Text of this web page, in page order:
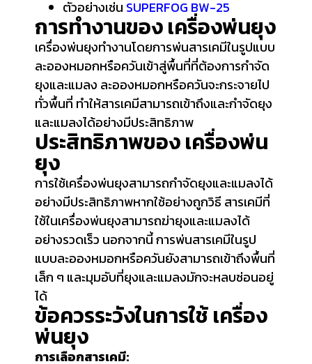
ตัวอย่างเช่น SUPERFOG BW-25
การทำงานของ เครื่องพ่นยุง
เครื่องพ่นยุงทำงานโดยการพ่นสารเคมีในรูปแบบ
ละอองหมอกหรือควันเข้าสู่พื้นที่ที่ต้องการกำจัด
ยุงและแมลง ละอองหมอกหรือควันจะกระจายไป
ทั่วพื้นที่ ทำให้สารเคมีสามารถเข้าถึงและกำจัดยุง
และแมลงได้อย่างมีประสิทธิภาพ
ประสิทธิภาพของ เครื่องพ่น
ยุง
การใช้เครื่องพ่นยุงสามารถกำจัดยุงและแมลงได้
อย่างมีประสิทธิภาพหากใช้อย่างถูกวิธี สารเคมีที่
ใช้ในเครื่องพ่นยุงสามารถฆ่ายุงและแมลงได้
อย่างรวดเร็ว นอกจากนี้ การพ่นสารเคมีในรูป
แบบละอองหมอกหรือควันยังสามารถเข้าถึงพื้นที่
เล็ก ๆ และมุมอับที่ยุงและแมลงมักจะหลบซ่อนอยู่
ได้
ข้อควรระวังในการใช้ เครื่อง
พ่นยุง
การเลือกสารเคมี: